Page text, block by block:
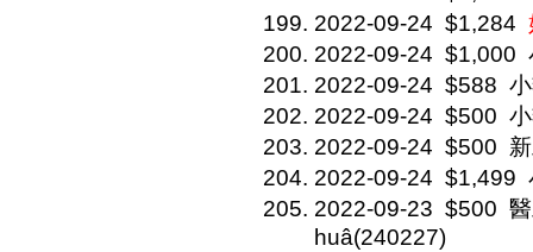
2022-09-24 $1,284
2022-09-24 $1,000
2022-09-24 $588
2022-09-24 $500
2022-09-24 $500
2022-09-24 $1,499
2022-09-23 $500
huâ(240227)